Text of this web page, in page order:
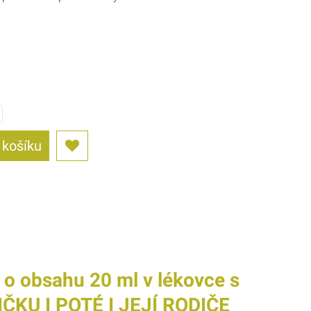
obsahu 20 ml v lékovce s
I POTÉ I JEJÍ RODIČE